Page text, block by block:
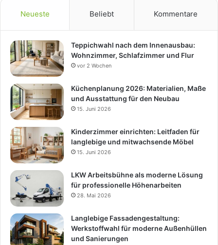
Neueste Beliebt Kommentare
Teppichwahl nach dem Innenausbau:
Wohnzimmer, Schlafzimmer und Flur
vor 2 Wochen
Küchenplanung 2026: Materialien, Maße
und Ausstattung für den Neubau
15. Juni 2026
Kinderzimmer einrichten: Leitfaden für
langlebige und mitwachsende Möbel
15. Juni 2026
LKW Arbeitsbühne als moderne Lösung
für professionelle Höhenarbeiten
28. Mai 2026
Langlebige Fassadengestaltung:
Werkstoffwahl für moderne Außenhüllen
und Sanierungen